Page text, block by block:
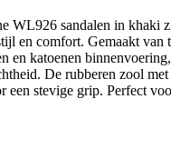
WL926 sandalen in khaki
en comfort. Gemaakt van
en katoenen
De rubberen zool
een stevige grip. Perfect